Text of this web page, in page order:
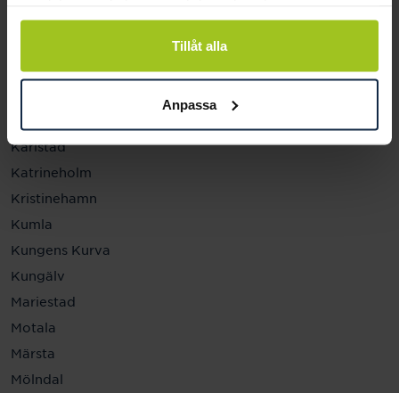
Tillåt alla
Anpassa
Helsingborg
Jönköping
Karlstad
Katrineholm
Kristinehamn
Kumla
Kungens Kurva
Kungälv
Mariestad
Motala
Märsta
Mölndal